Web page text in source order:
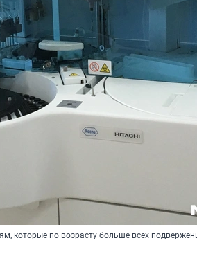
которые по возрасту больше всех